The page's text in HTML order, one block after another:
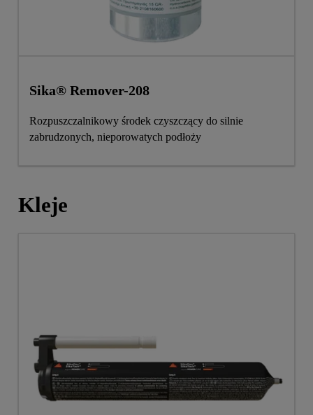
Sika® Remover-208
Rozpuszczalnikowy środek czyszczący do silnie
zabrudzonych, nieporowatych podłoży
Kleje